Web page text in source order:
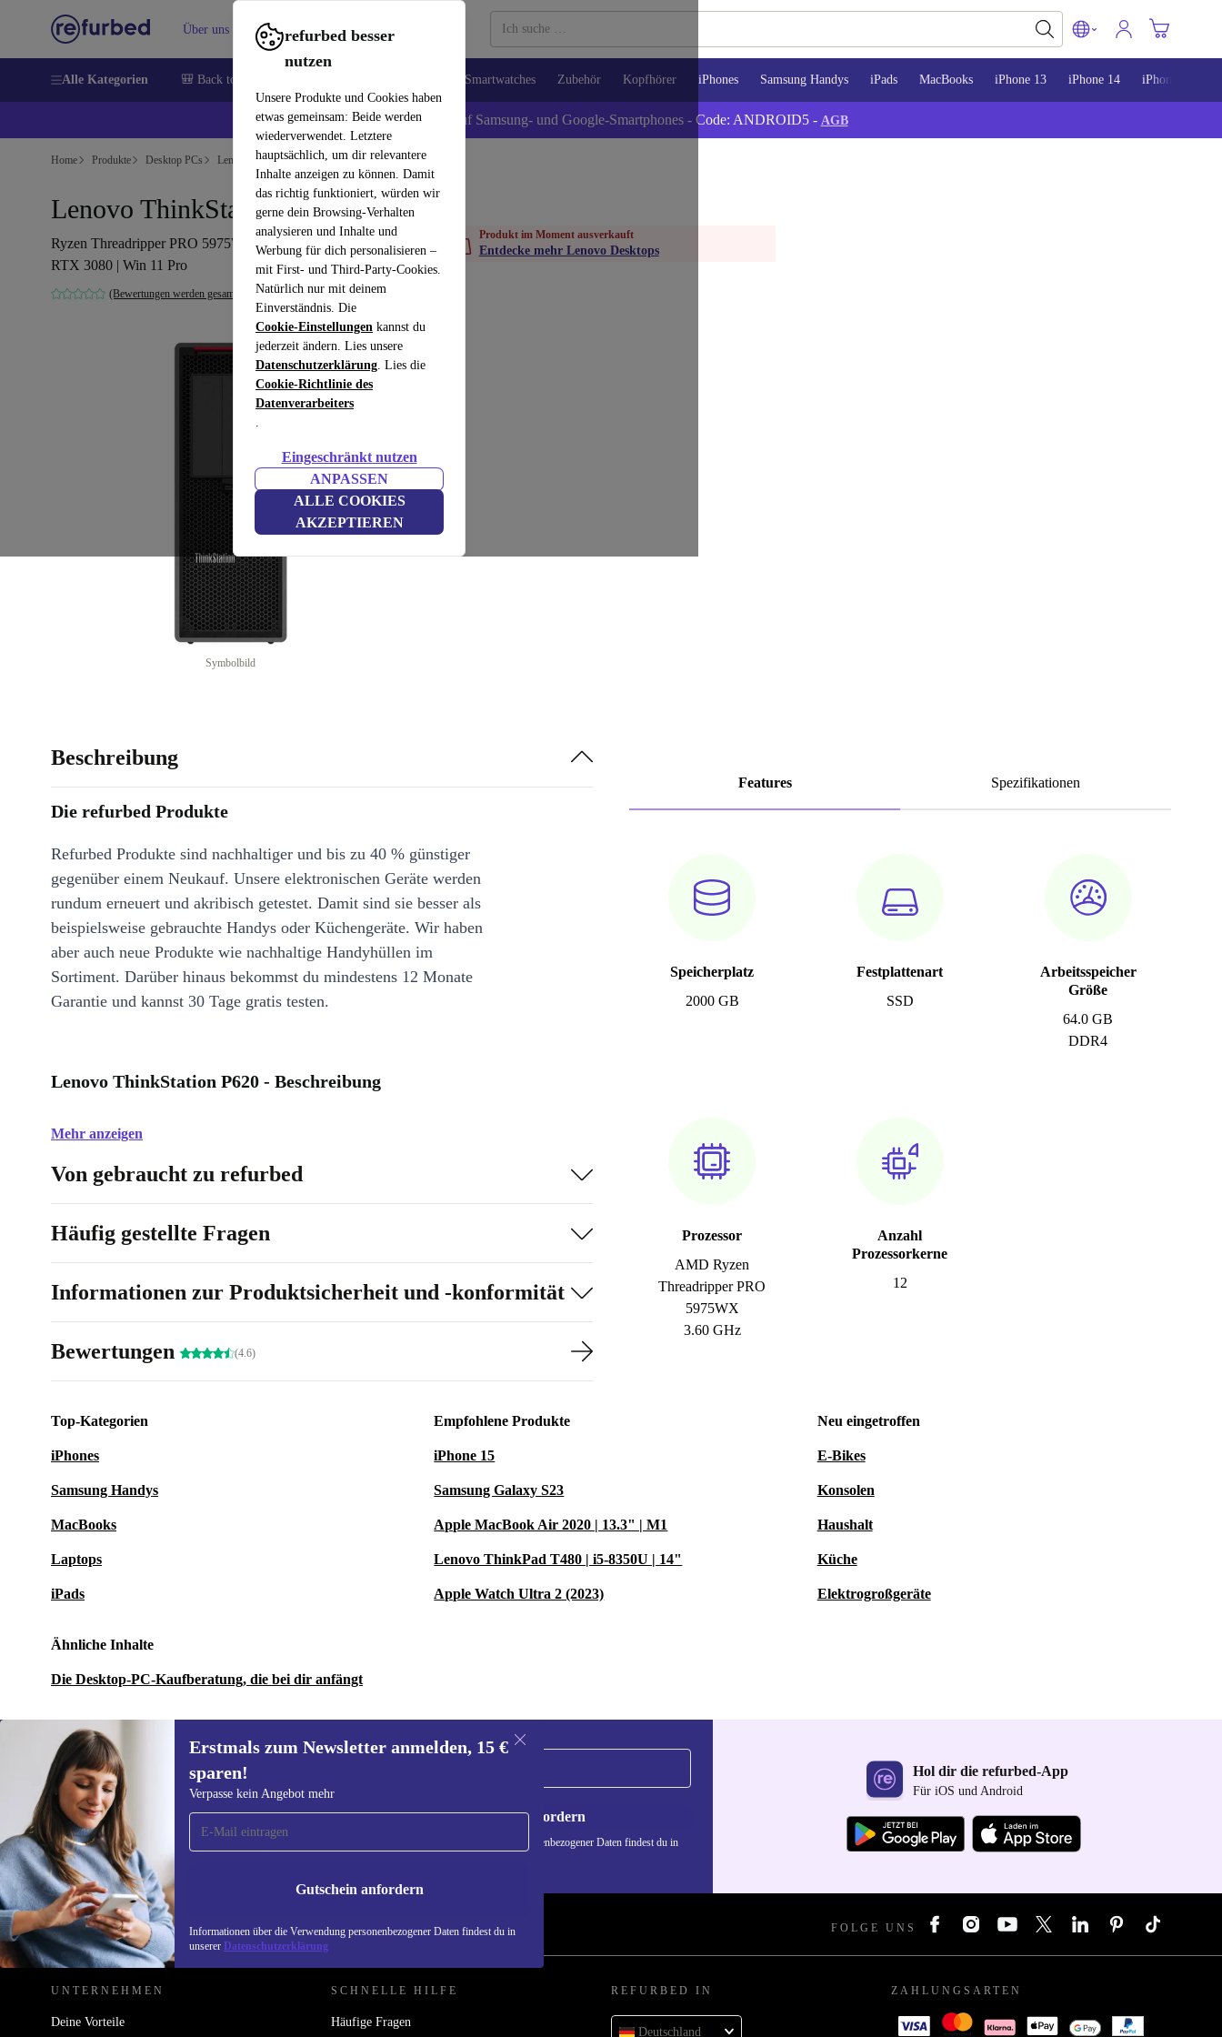
refurbed besser
nutzen
Unsere Produkte und Cookies haben
etwas gemeinsam: Beide werden
wiederverwendet. Letztere
hauptsächlich, um dir relevantere
Inhalte anzeigen zu können. Damit
das richtig funktioniert, würden wir
gerne dein Browsing-Verhalten
analysieren und Inhalte und
Werbung für dich personalisieren –
mit First- und Third-Party-Cookies.
Natürlich nur mit deinem
Einverständnis. Die
Cookie-Einstellungen kannst du
jederzeit ändern. Lies unsere
Datenschutzerklärung. Lies die
Cookie-Richtlinie des
Datenverarbeiters
.
Eingeschränkt nutzen
ANPASSEN
ALLE COOKIES
AKZEPTIEREN
Über uns Verkaufen Hilfe
Alle Kategorien 🎒 Back to school Smartwatches Zubehör Kopfhörer iPhones Samsung Handys iPads MacBooks iPhone 13 iPhone 14 iPhone 15
💰 Extra -5% auf Samsung- und Google-Smartphones - Code: ANDROID5 - AGB
Home Produkte Desktop PCs Lenovo Desktops
Lenovo ThinkStation P620
Ryzen Threadripper PRO 5975WX | 64 GB | 2 TB SSD |
RTX 3080 | Win 11 Pro
(Bewertungen werden gesammelt)
Symbolbild
Produkt im Moment ausverkauft
Entdecke mehr Lenovo Desktops
Features Spezifikationen
Speicherplatz
2000 GB
Festplattenart
SSD
Arbeitsspeicher
Größe
64.0 GB
DDR4
Prozessor
AMD Ryzen
Threadripper PRO
5975WX
3.60 GHz
Anzahl
Prozessorkerne
12
Beschreibung
Die refurbed Produkte
Refurbed Produkte sind nachhaltiger und bis zu 40 % günstiger
gegenüber einem Neukauf. Unsere elektronischen Geräte werden
rundum erneuert und akribisch getestet. Damit sind sie besser als
beispielsweise gebrauchte Handys oder Küchengeräte. Wir haben
aber auch neue Produkte wie nachhaltige Handyhüllen im
Sortiment. Darüber hinaus bekommst du mindestens 12 Monate
Garantie und kannst 30 Tage gratis testen.
Lenovo ThinkStation P620 - Beschreibung
Mehr anzeigen
Von gebraucht zu refurbed
Häufig gestellte Fragen
Informationen zur Produktsicherheit und -konformität
Bewertungen (4.6)
Top-Kategorien
iPhones
Samsung Handys
MacBooks
Laptops
iPads
Empfohlene Produkte
iPhone 15
Samsung Galaxy S23
Apple MacBook Air 2020 | 13.3" | M1
Lenovo ThinkPad T480 | i5-8350U | 14"
Apple Watch Ultra 2 (2023)
Neu eingetroffen
E-Bikes
Konsolen
Haushalt
Küche
Elektrogroßgeräte
Ähnliche Inhalte
Die Desktop-PC-Kaufberatung, die bei dir anfängt
Erstmals zum Newsletter anmelden, 15 €
sparen!
Verpasse kein Angebot mehr
Gutschein anfordern
Informationen über die Verwendung personenbezogener Daten findest du in
unserer Datenschutzerklärung
Erstmals zum Newsletter
anmelden, 15 € sparen!
Verpasse kein Angebot mehr.
Gutschein anfordern
Informationen über die Verwendung personenbezogener Daten findest du in
Hol dir die refurbed-App
Für iOS und Android
REFURBED DEUTSCHLAND - RETHINK NEW. FOLGE UNS
UNTERNEHMEN
Deine Vorteile
SCHNELLE HILFE
Häufige Fragen
REFURBED IN
Deutschland
ZAHLUNGSARTEN